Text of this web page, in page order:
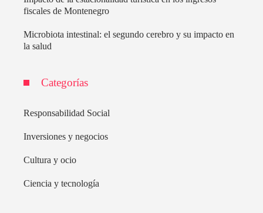
fiscales de Montenegro
Microbiota intestinal: el segundo cerebro y su impacto en
la salud
Categorías
Responsabilidad Social
Inversiones y negocios
Cultura y ocio
Ciencia y tecnología